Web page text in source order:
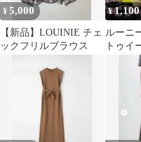
¥5,000
【新品】LOUINIE チェ
ックフリルブラウス
¥1,100
ルーニ
トゥイ
ートバ